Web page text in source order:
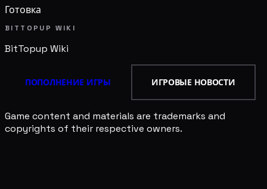
Готовка
BITTOPUP WIKI
BitTopup Wiki
ПОПОЛНЕНИЕ ИГРЫ ИГРОВЫЕ НОВОСТИ
Game content and materials are trademarks and
copyrights of their respective owners.